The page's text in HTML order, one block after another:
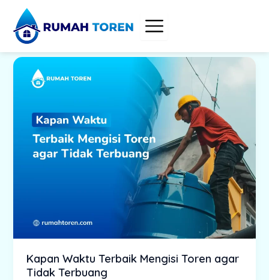
content
Kapan Waktu Terbaik Mengisi Toren agar
Tidak Terbuang